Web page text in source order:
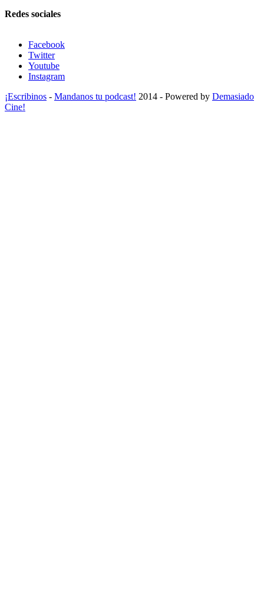
Redes sociales
Facebook
Twitter
Youtube
Instagram
¡Escribinos - Mandanos tu podcast! 2014 - Powered by Demasiado
Cine!